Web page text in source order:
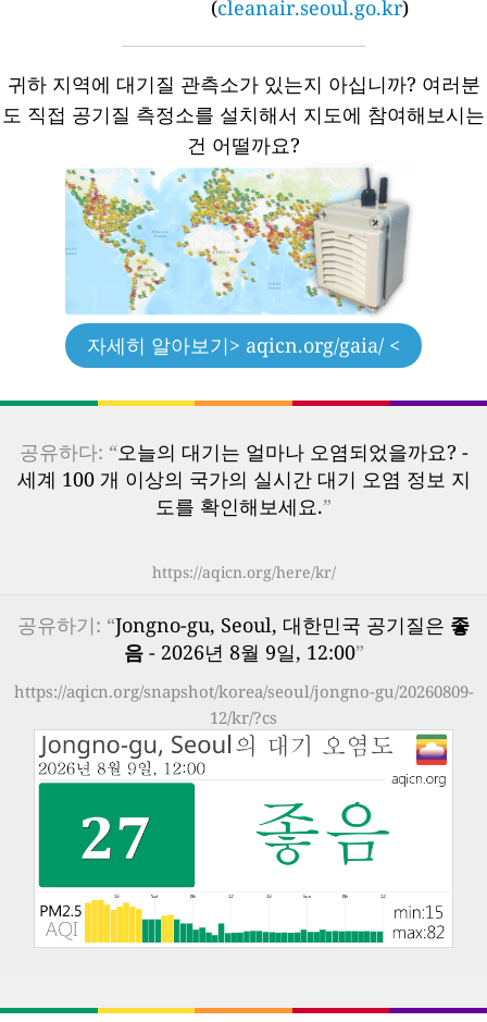
(cleanair.seoul.go.kr)
귀하 지역에 대기질 관측소가 있는지 아십니까? 여러분
도 직접 공기질 측정소를 설치해서 지도에 참여해보시는
건 어떨까요?
자세히 알아보기> aqicn.org/gaia/ <
공유하다: “오늘의 대기는 얼마나 오염되었을까요? -
세계 100 개 이상의 국가의 실시간 대기 오염 정보 지
도를 확인해보세요.”
https://aqicn.org/here/kr/
공유하기: “Jongno-gu, Seoul, 대한민국 공기질은 좋
음- 2026년 8월 9일, 12:00”
https://aqicn.org/snapshot/korea/seoul/jongno-gu/20260809-
12/kr/?cs